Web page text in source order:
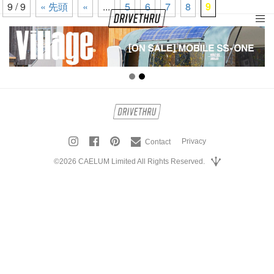
9 / 9 « 先頭 « ... 5 6 7 8 9
Contact Privacy
©2026 CAELUM Limited All Rights Reserved.